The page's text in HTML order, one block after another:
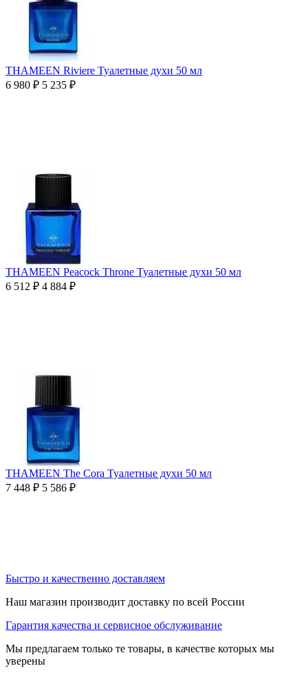
THAMEEN Riviere Туалетные духи 50 мл
6 980 ₽ 5 235 ₽
THAMEEN Peacock Throne Туалетные духи 50 мл
6 512 ₽ 4 884 ₽
THAMEEN The Cora Туалетные духи 50 мл
7 448 ₽ 5 586 ₽
Быстро и качественно доставляем
Наш магазин производит доставку по всей России
Гарантия качества и сервисное обслуживание
Мы предлагаем только те товары, в качестве которых мы
уверены